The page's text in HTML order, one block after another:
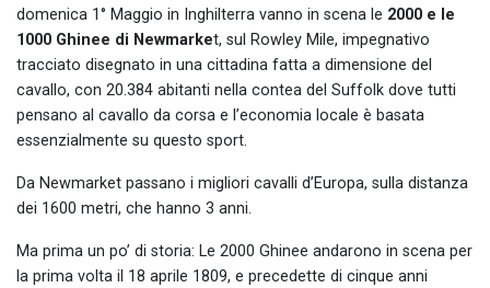
domenica 1° Maggio in Inghilterra vanno in scena le 2000 e le
1000 Ghinee di Newmarket, sul Rowley Mile, impegnativo
tracciato disegnato in una cittadina fatta a dimensione del
cavallo, con 20.384 abitanti nella contea del Suffolk dove tutti
pensano al cavallo da corsa e l’economia locale è basata
essenzialmente su questo sport.
Da Newmarket passano i migliori cavalli d’Europa, sulla distanza
dei 1600 metri, che hanno 3 anni.
Ma prima un po’ di storia: Le 2000 Ghinee andarono in scena per
la prima volta il 18 aprile 1809, e precedette di cinque anni